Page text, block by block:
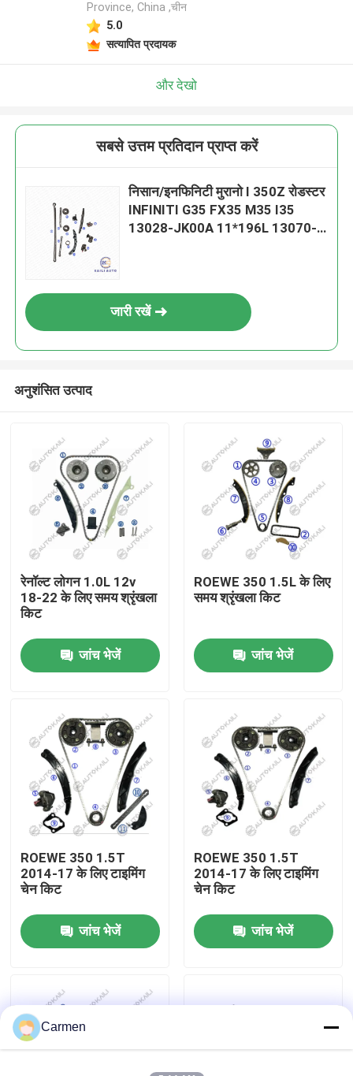
घर
उत्पाद
विडियो
हमारे बारे में
कारखाने का दौरा
गुणवत्ता नियंत्रण
हमसे संपर्क करें
बोली मांगें
Province, China ,चीन
5.0
सत्यापित प्रदायक
और देखो
सबसे उत्तम प्रतिदान प्राप्त करें
निसान/इनफिनिटी मुरानो I 350Z रोडस्टर
INFINITI G35 FX35 M35 I35
13028-JK00A 11*196L 13070-
जारी रखें
अनुशंसित उत्पाद
रेनॉल्ट लोगन 1.0L 12v
18-22 के लिए समय श्रृंखला
किट
जांच भेजें
ROEWE 350 1.5L के लिए
समय श्रृंखला किट
जांच भेजें
ROEWE 350 1.5T
2014-17 के लिए टाइमिंग
चेन किट
जांच भेजें
ROEWE 350 1.5T
2014-17 के लिए टाइमिंग
चेन किट
जांच भेजें
Carmen